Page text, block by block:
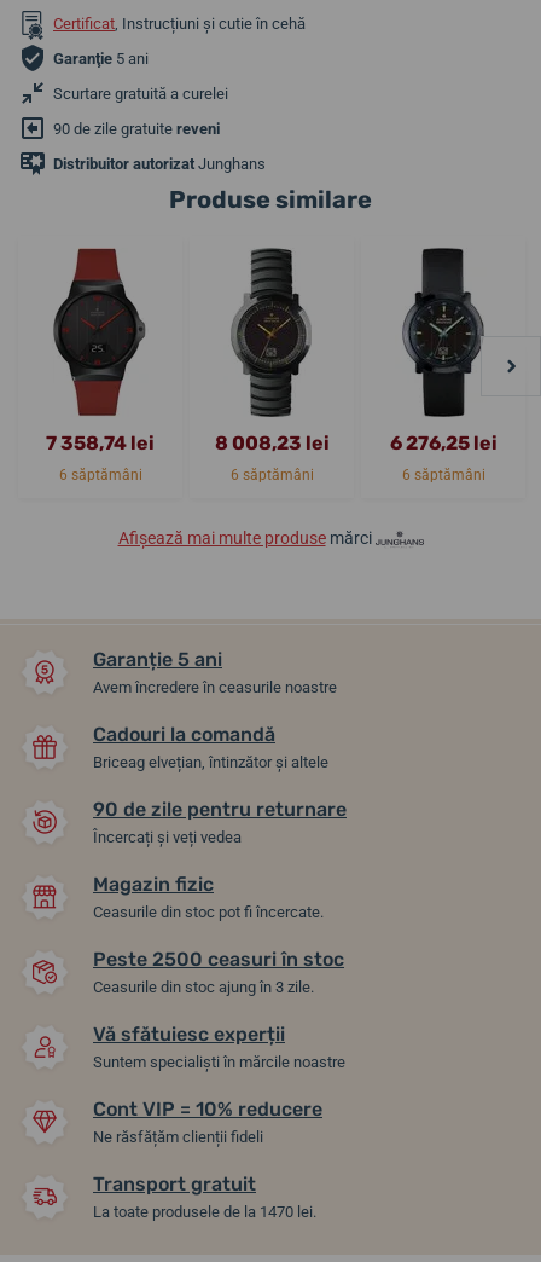
Certificat, Instrucțiuni și cutie în cehă
Garanţie 5 ani
Scurtare gratuită a curelei
90 de zile gratuite reveni
Distribuitor autorizat Junghans
Produse similare
7 358,74 lei
6 săptămâni
8 008,23 lei
6 săptămâni
6 276,25 lei
6 săptămâni
Afișează mai multe produsemărci
Garanție 5 ani
Avem încredere în ceasurile noastre
Cadouri la comandă
Briceag elvețian, întinzător și altele
90 de zile pentru returnare
Încercați și veți vedea
Magazin fizic
Ceasurile din stoc pot fi încercate.
Peste 2500 ceasuri în stoc
Ceasurile din stoc ajung în 3 zile.
Vă sfătuiesc experții
Suntem specialiști în mărcile noastre
Cont VIP = 10% reducere
Ne răsfățăm clienții fideli
Transport gratuit
La toate produsele de la 1470 lei.